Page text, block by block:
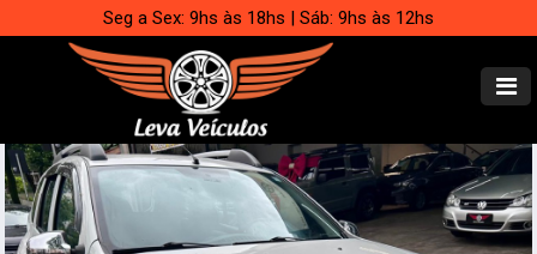
Seg a Sex: 9hs às 18hs | Sáb: 9hs às 12hs